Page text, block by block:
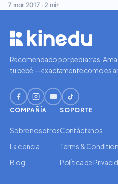
7 mar 2017 · 2 min
Recomendado por pediatras.
tu bebé — exactamente como es
COMPAÑÍA
Sobre nosotros
La ciencia
Blog
SOPORTE
Contáctanos
Terms &
Política de